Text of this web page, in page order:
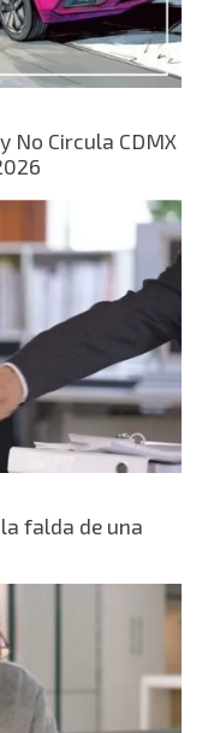
No Circula CDMX
falda de una